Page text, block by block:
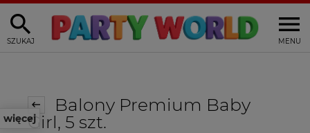
MENU
SZUKAJ
więcej
Balony Premium Baby
Girl, 5 szt.